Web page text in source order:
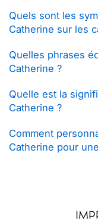
Quels sont les
Catherine sur les
Quelles phrases
Catherine ?
Quelle est la
Catherine ?
Comment
Catherine pour